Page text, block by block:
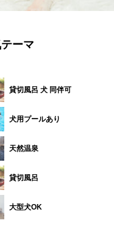
ーマ
貸切風呂 犬 同伴可
犬用プールあり
天然温泉
貸切風呂
大型犬OK